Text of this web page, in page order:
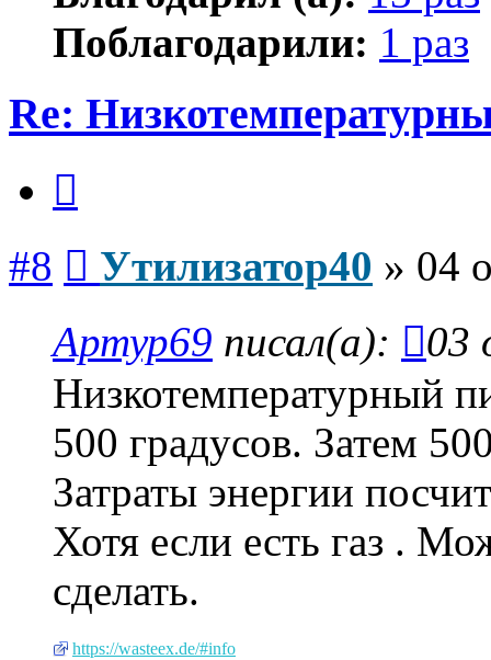
Поблагодарили: 1 раз
Re:
#8 Утилизатор40 » 04
Артур69 писал(а):
03
Низкотемпературный
500 градусов. Затем
Затраты энергии
Хотя если есть газ .
сделать.
https://wasteex.de/#info